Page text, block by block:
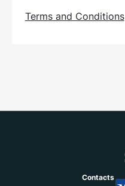
Terms and Conditions
Contacts